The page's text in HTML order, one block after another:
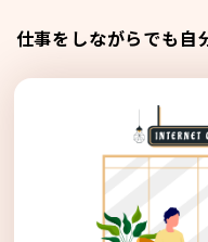
仕事をしながらでも自